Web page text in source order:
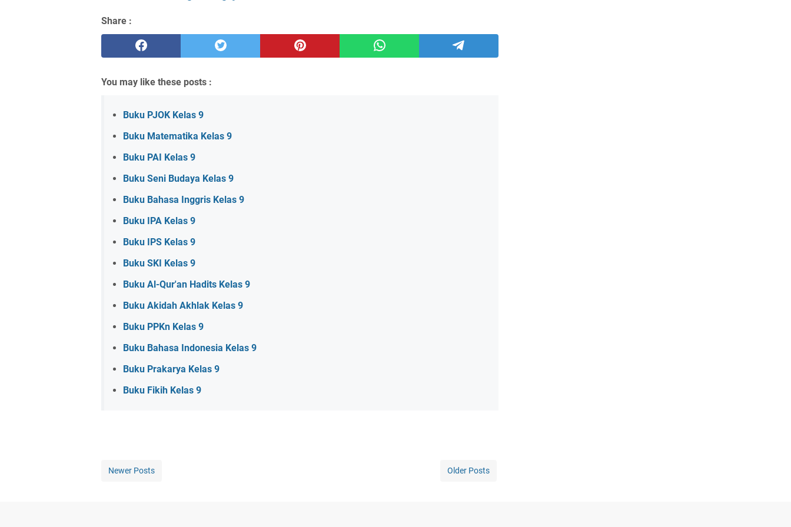
Share :
You may like these posts :
Buku PJOK Kelas 9
Buku Matematika Kelas 9
Buku PAI Kelas 9
Buku Seni Budaya Kelas 9
Buku Bahasa Inggris Kelas 9
Buku IPA Kelas 9
Buku IPS Kelas 9
Buku SKI Kelas 9
Buku Al-Qur'an Hadits Kelas 9
Buku Akidah Akhlak Kelas 9
Buku PPKn Kelas 9
Buku Bahasa Indonesia Kelas 9
Buku Prakarya Kelas 9
Buku Fikih Kelas 9
Newer Posts Older Posts